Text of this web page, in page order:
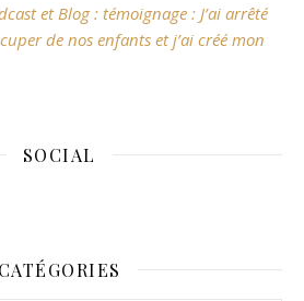
et Blog : témoignage : J’ai arrêté
de nos enfants et j’ai créé mon
SOCIAL
sur Facebook
sur
CATÉGORIES